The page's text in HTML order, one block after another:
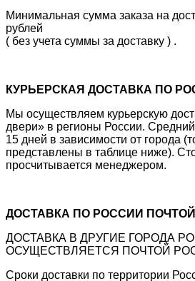
Минимальная сумма заказа на
рублей
( без учета суммы за доставку ) .
КУРЬЕРСКАЯ ДОСТАВКА ПО
Мы осуществляем курьерскую
двери» в регионы России. Средний
15 дней в зависимости от города
представлены в таблице ниже).
просчитывается менеджером.
ДОСТАВКА ПО РОССИИ
ДОСТАВКА В ДРУГИЕ ГОРОДА
ОСУЩЕСТВЛЯЕТСЯ ПОЧТОЙ
Сроки доставки по территории